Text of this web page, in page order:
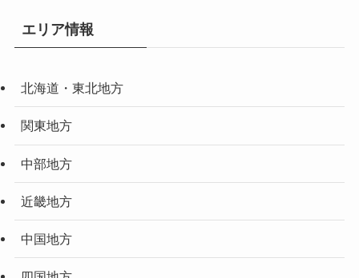
エリア情報
北海道・東北地方
関東地方
中部地方
近畿地方
中国地方